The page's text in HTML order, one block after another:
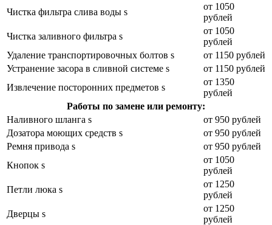
Чистка фильтра слива воды s
от 1050
рублей
Чистка заливного фильтра s
от 1050
рублей
Удаление транспортировочных болтов s
от 1150 рублей
Устранение засора в сливной системе s
от 1150 рублей
Извлечение посторонних предметов s
от 1350
рублей
Работы по замене или ремонту:
Наливного шланга s
от 950 рублей
Дозатора моющих средств s
от 950 рублей
Ремня привода s
от 950 рублей
Кнопок s
от 1050
рублей
Петли люка s
от 1250
рублей
Дверцы s
от 1250
рублей